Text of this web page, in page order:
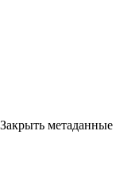
Закрыть метаданные